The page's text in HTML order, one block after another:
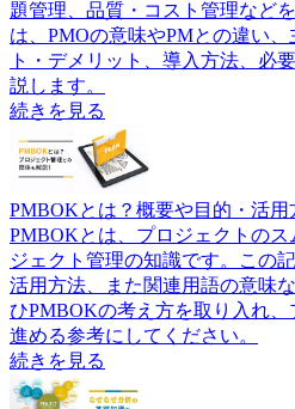
題管理、品質・コスト管理など
は、PMOの意味やPMとの違い
ト・デメリット、導入方法、必
説します。
続きを見る
PMBOKとは？概要や目的・活
PMBOKとは、プロジェクトの
ジェクト管理の知識です。この
活用方法、また関連用語の意味
ひPMBOKの考え方を取り入れ
進める参考にしてください。
続きを見る